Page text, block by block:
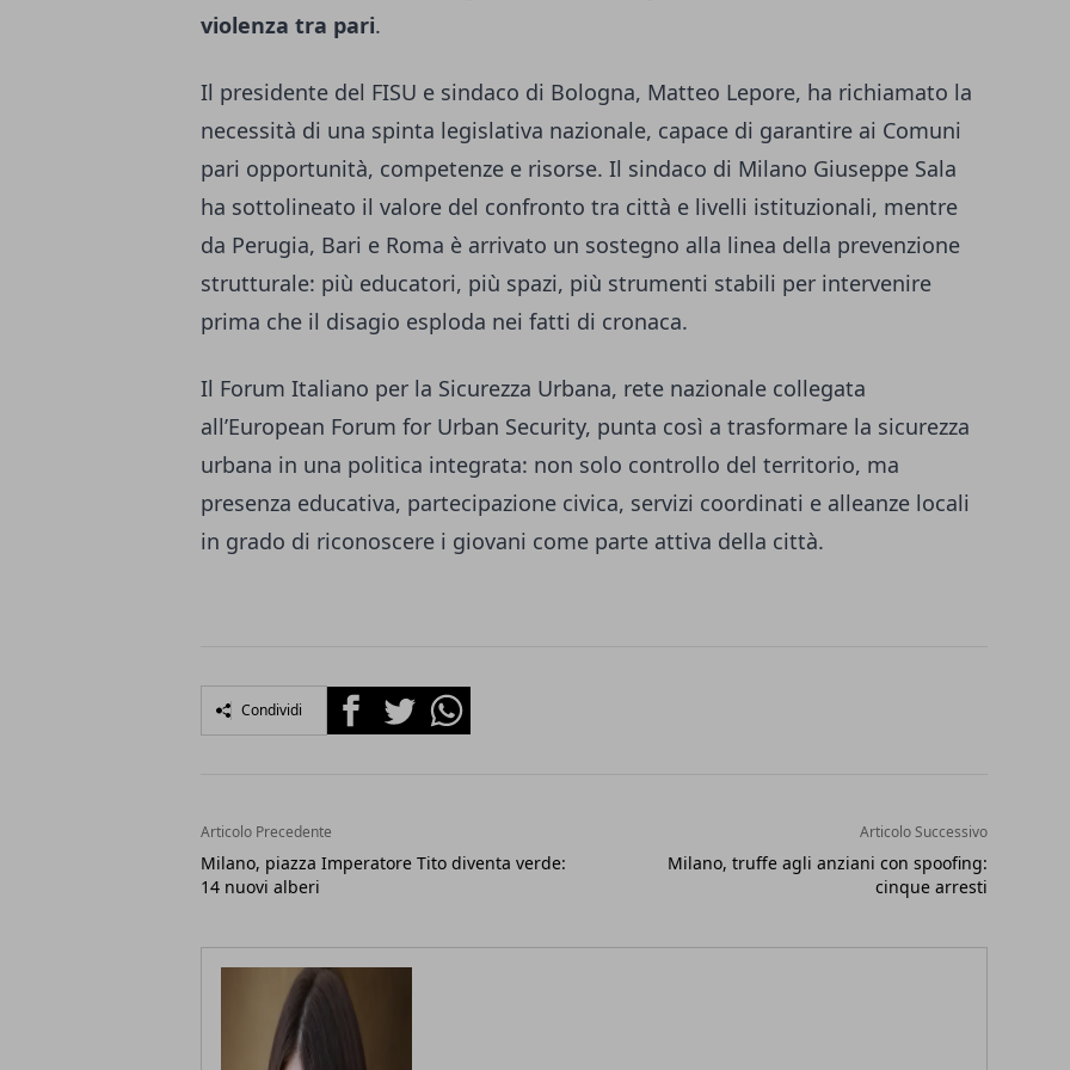
violenza tra pari.
Il presidente del FISU e sindaco di Bologna, Matteo Lepore, ha richiamato la
necessità di una spinta legislativa nazionale, capace di garantire ai Comuni
pari opportunità, competenze e risorse. Il sindaco di Milano Giuseppe Sala
ha sottolineato il valore del confronto tra città e livelli istituzionali, mentre
da Perugia, Bari e Roma è arrivato un sostegno alla linea della prevenzione
strutturale: più educatori, più spazi, più strumenti stabili per intervenire
prima che il disagio esploda nei fatti di cronaca.
Il Forum Italiano per la Sicurezza Urbana, rete nazionale collegata
all’European Forum for Urban Security, punta così a trasformare la sicurezza
urbana in una politica integrata: non solo controllo del territorio, ma
presenza educativa, partecipazione civica, servizi coordinati e alleanze locali
in grado di riconoscere i giovani come parte attiva della città.
Condividi FacebookTwitterWhatsapp
Articolo Precedente
Milano, piazza Imperatore Tito diventa verde:
14 nuovi alberi
Articolo Successivo
Milano, truffe agli anziani con spoofing:
cinque arresti